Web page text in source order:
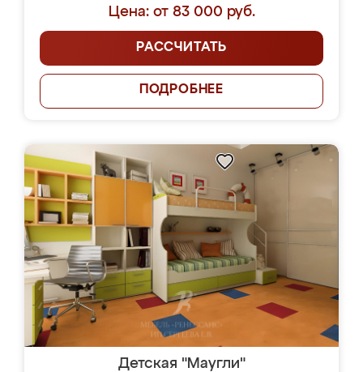
Цена: от 83 000 руб.
РАССЧИТАТЬ
ПОДРОБНЕЕ
Детская "Маугли"